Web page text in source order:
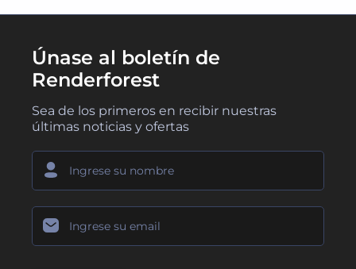
Únase al boletín de
Renderforest
Sea de los primeros en recibir nuestras
últimas noticias y ofertas